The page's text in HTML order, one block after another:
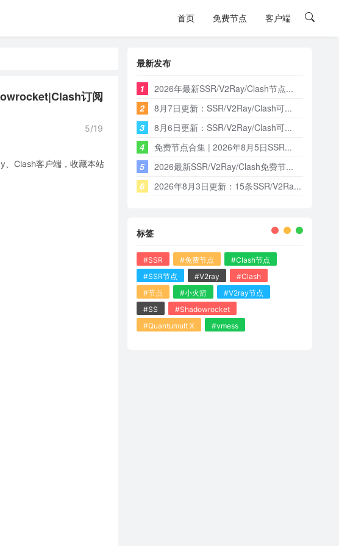
首页 免费节点 客户端
订阅
5/19
、Clash客户端，收藏本站
最新发布
1
2026年最新SSR/V2Ray/Clash节点...
2
8月7日更新：SSR/V2Ray/Clash可...
3
8月6日更新：SSR/V2Ray/Clash可...
4
免费节点合集 | 2026年8月5日SSR...
5
2026最新SSR/V2Ray/Clash免费节...
6
2026年8月3日更新：15条SSR/V2Ra...
标签
#SSR #免费节点
#Clash节点
#SSR节点
#V2ray
#Clash
#节点
#小火箭
#V2ray节点
#SS
#Shadowrocket
#Quantumult X
#vmess